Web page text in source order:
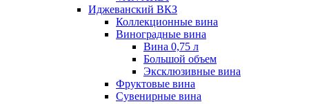
Иджеванский ВКЗ
Коллекционные вина
Виноградные вина
Вина 0,75 л
Большой объем
Эксклюзивные вина
Фруктовые вина
Cувенирные вина